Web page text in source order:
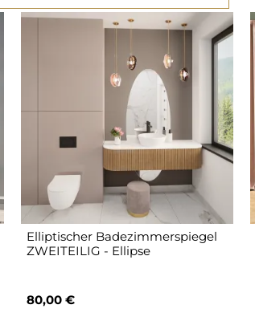
Elliptischer Badezimmerspiegel
ZWEITEILIG - Ellipse
80,00 €